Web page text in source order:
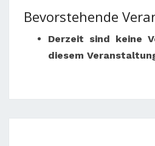
Bevorstehende
Derzeit sind keine
diesem